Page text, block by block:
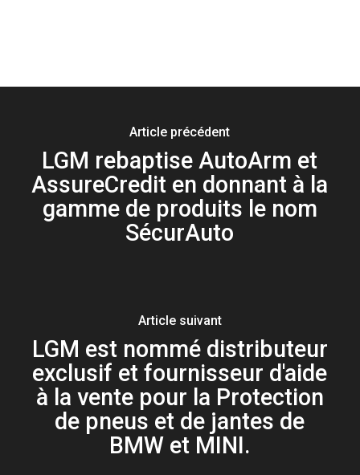
Article précédent
LGM rebaptise AutoArm et
AssureCredit en donnant à la
gamme de produits le nom
SécurAuto
Article suivant
LGM est nommé distributeur
exclusif et fournisseur d'aide
à la vente pour la Protection
de pneus et de jantes de
BMW et MINI.